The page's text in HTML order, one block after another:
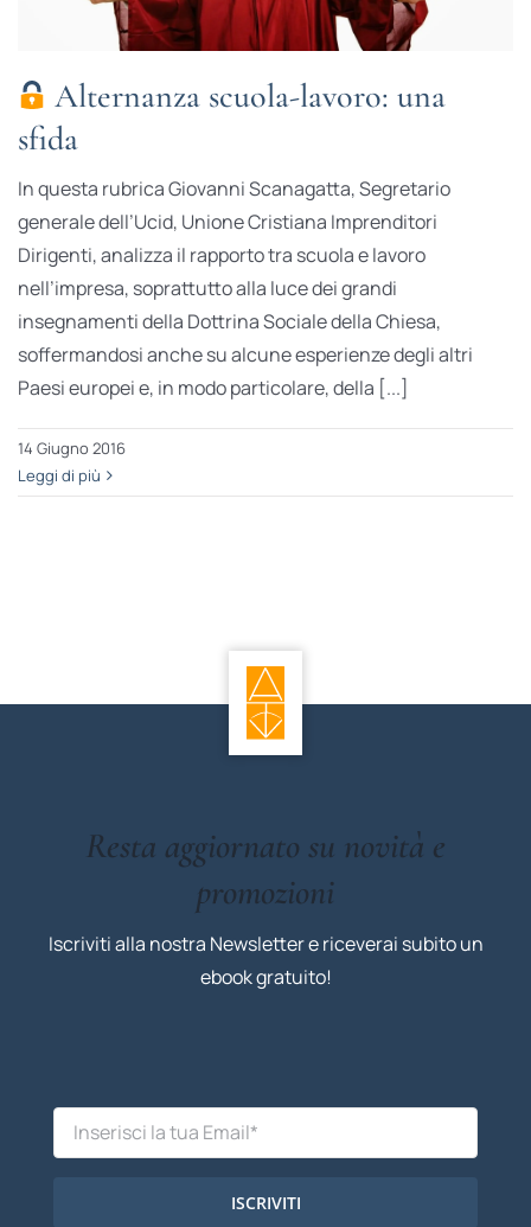
Alternanza scuola-lavoro: una
sfida
In questa rubrica Giovanni Scanagatta, Segretario
generale dell’Ucid, Unione Cristiana Imprenditori
Dirigenti, analizza il rapporto tra scuola e lavoro
nell’impresa, soprattutto alla luce dei grandi
insegnamenti della Dottrina Sociale della Chiesa,
soffermandosi anche su alcune esperienze degli altri
Paesi europei e, in modo particolare, della [...]
14 Giugno 2016
Leggi di più
Resta aggiornato su novità e
promozioni
Iscriviti alla nostra Newsletter e riceverai subito un
ebook gratuito!
ISCRIVITI